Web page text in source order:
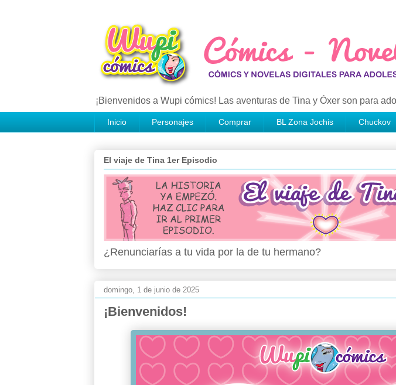
¡Bienvenidos a Wupi cómics! Las aventuras de Tina y Óxer son para
Inicio Personajes Comprar BL Zona Jochis Chuckov
El viaje de Tina 1er Episodio
¿Renunciarías a tu vida por la de tu hermano?
domingo, 1 de junio de 2025
¡Bienvenidos!